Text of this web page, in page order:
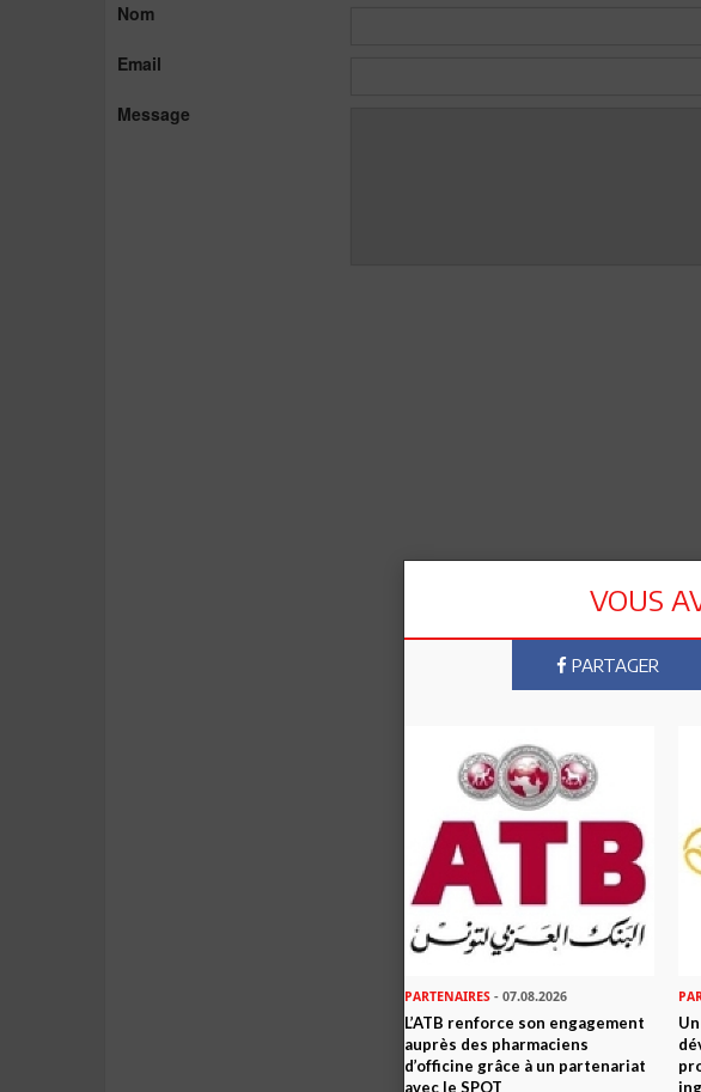
Nom
Email
Message
VOUS
PARTAGER
PARTENAIRES - 07.08.2026
L’ATB renforce son engagement
auprès des pharmaciens
d’officine grâce à un partenariat
avec le SPOT